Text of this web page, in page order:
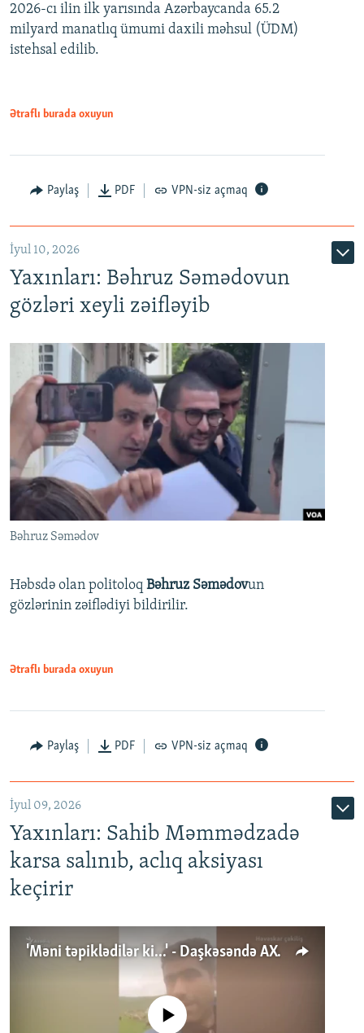
Auto 240p 360p 480p
360p
480p
2026-cı ilin ilk yarısında Azərbaycanda 65.2
milyard manatlıq ümumi daxili məhsul (ÜDM)
istehsal edilib.
Ətraflı burada oxuyun
Paylaş PDF VPN-siz açmaq
İyul 10, 2026
Yaxınları: Bəhruz Səmədovun
gözləri xeyli zəifləyib
Bəhruz Səmədov
Həbsdə olan politoloq Bəhruz Səmədovun
gözlərinin zəiflədiyi bildirilir.
Ətraflı burada oxuyun
Paylaş PDF VPN-siz açmaq
İyul 09, 2026
Yaxınları: Sahib Məmmədzadə
karsa salınıb, aclıq aksiyası
keçirir
'Məni təpiklədilər ki...' - Daşkəsəndə AXCP fəalının yaxınları onun həbsinə etiraz edirlər
No media source currently available